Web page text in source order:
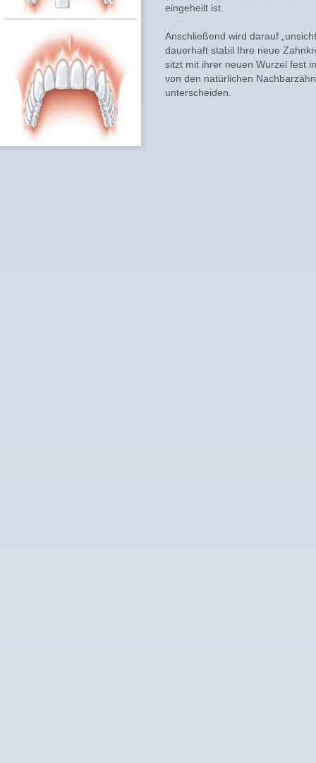
eingeheilt ist.
Anschließend wird darauf
dauerhaft stabil Ihre neue
sitzt mit ihrer neuen Wurzel fest
von den natürlichen
unterscheiden.